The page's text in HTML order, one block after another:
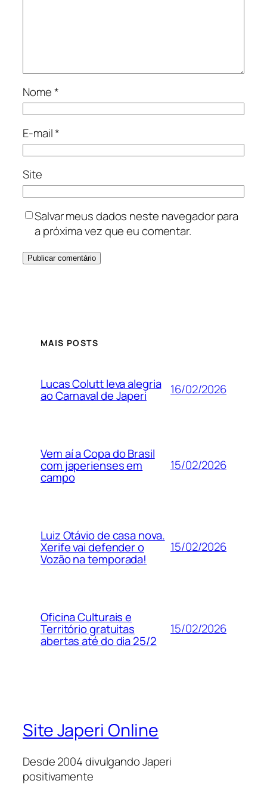
Nome*
E-mail*
Site
Salvar meus dados neste navegador para
a próxima vez que eu comentar.
MAIS POSTS
Lucas Colutt leva alegria
ao Carnaval de Japeri 16/02/2026
Vem aí a Copa do Brasil
com japerienses em
campo
15/02/2026
Luiz Otávio de casa nova.
Xerife vai defender o
Vozão na temporada!
15/02/2026
Oficina Culturais e
Território gratuitas
abertas até do dia 25/2
15/02/2026
Site Japeri Online
Desde 2004 divulgando Japeri
positivamente